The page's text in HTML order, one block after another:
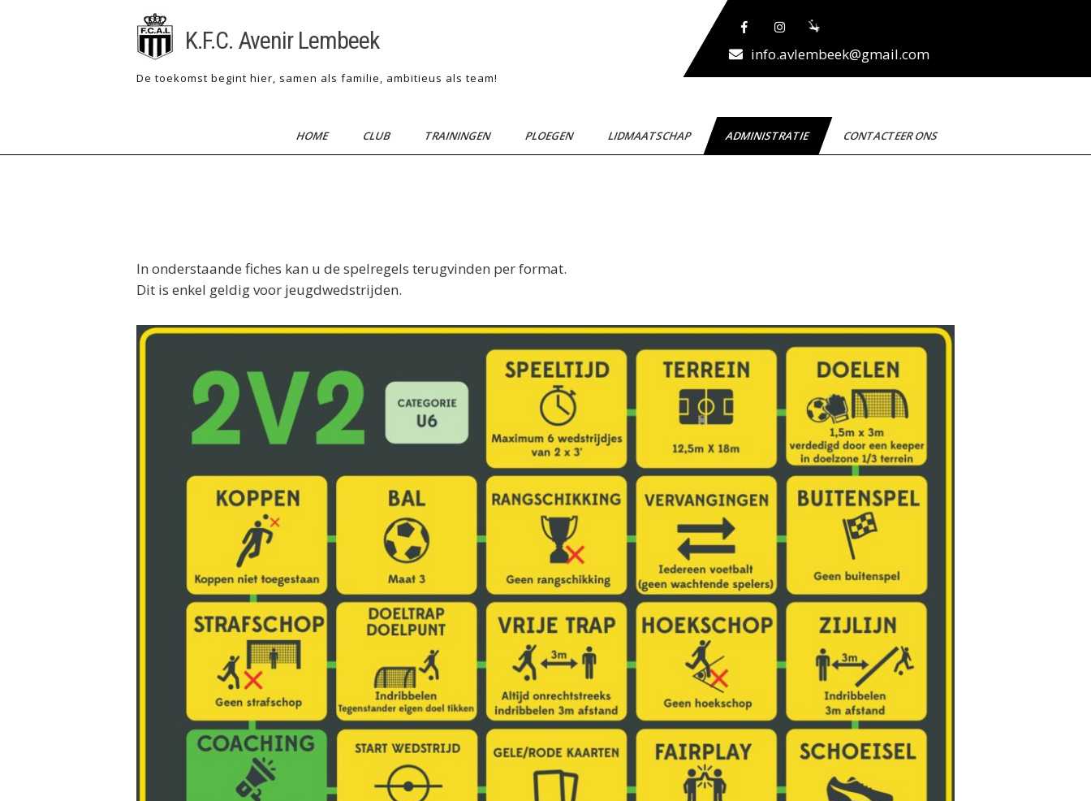
K.F.C. Avenir Lembeek
De toekomst begint hier, samen als familie, ambitieus als team!
info.avlembeek@gmail.com
HOME CLUB TRAININGEN PLOEGEN LIDMAATSCHAP ADMINISTRATIE CONTACTEER ONS
In onderstaande fiches kan u de spelregels terugvinden per format.
Dit is enkel geldig voor jeugdwedstrijden.